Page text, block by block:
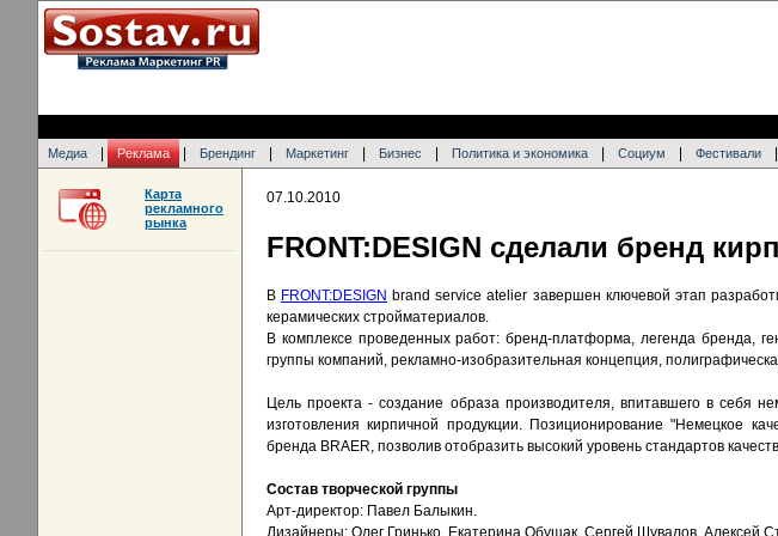
Медиа Реклама Брендинг Маркетинг Бизнес Политика и экономика Социум Фестивали
07.10.2010
FRONT:DESIGN сделали бренд
В FRONT:DESIGN brand service atelier завершен ключевой этап
керамических стройматериалов.
В комплексе проведенных работ: бренд-платформа, легенда бренда,
группы компаний, рекламно-изобразительная концепция,
Цель проекта - создание образа производителя, впитавшего в себя
изготовления кирпичной продукции. Позиционирование "Немецкое
бренда BRAER, позволив отобразить высокий уровень стандартов
Состав творческой группы
Арт-директор: Павел Балыкин.
Дизайнеры: Олег Гринько, Екатерина Обущак, Сергей Шувалов, Алексей
Карта
рекламного
рынка